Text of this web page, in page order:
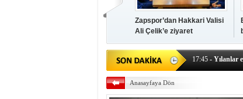
Zapspor’dan Hakkari Valisi
Ali Çelik’e ziyaret
14:38- Başkan
17:45 - Yılanlar
17:43- Hakkari
17:37- Başkan
Anasayfaya Dön